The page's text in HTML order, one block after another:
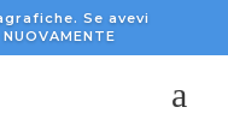
Se avevi
a